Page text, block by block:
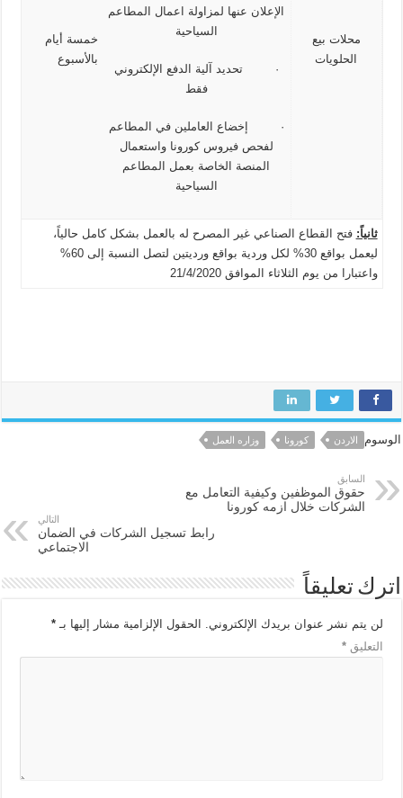
محلات بيع
الحلويات
الإعلان عنها لمزاولة اعمال المطاعم
السياحية
· تحديد آلية الدفع الإلكتروني
فقط
· إخضاع العاملين في المطاعم
لفحص فيروس كورونا واستعمال
المنصة الخاصة بعمل المطاعم
السياحية
خمسة أيام
بالأسبوع
ثانياً: فتح القطاع الصناعي غير المصرح له بالعمل بشكل كامل حالياً،
ليعمل بواقع 30% لكل وردية بواقع ورديتين لتصل النسبة إلى 60%
واعتبارا من يوم الثلاثاء الموافق 21/4/2020
الوسوم الاردن كورونا وزاره العمل
السابق
حقوق الموظفين وكيفية التعامل مع
الشركات خلال ازمه كورونا
التالي
رابط تسجيل الشركات في الضمان
الاجتماعي
اترك تعليقاً
لن يتم نشر عنوان بريدك الإلكتروني. الحقول الإلزامية مشار إليها بـ*
التعليق*